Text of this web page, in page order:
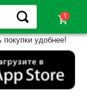
shopping_cart
удобнее!